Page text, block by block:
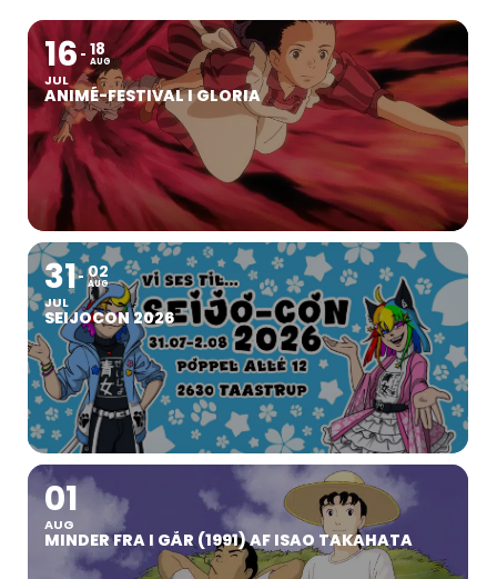
16
JUL
18
AUG
ANIMÉ-FESTIVAL I GLORIA
31
JUL
02
AUG
SEIJOCON 2026
01
AUG
MINDER FRA I GÅR (1991) AF ISAO TAKAHATA